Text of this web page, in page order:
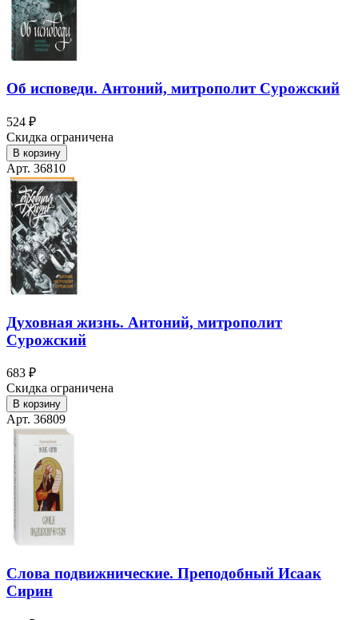
Об исповеди. Антоний, митрополит Сурожский
524 ₽
Скидка ограничена
В корзину
Арт. 36810
Духовная жизнь. Антоний, митрополит
Сурожский
683 ₽
Скидка ограничена
В корзину
Арт. 36809
Слова подвижнические. Преподобный Исаак
Сирин